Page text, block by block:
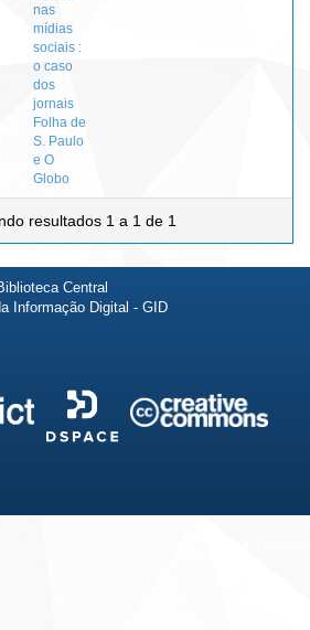
nas
mídias
sociais :
o caso
dos
jornais
Folha de
S. Paulo
e O
Globo
resultados 1 a 1 de 1
Central
Informação Digital - GID